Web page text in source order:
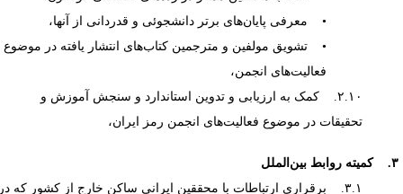
• معرفی پایان‌های برتر دانشجوئی و قدردانی از آنها،
• تشویق مولفین و مترجمین کتاب‌های انتشار یافته در موضوع
فعالیت‌های انجمن،
۲.۱۰. کمک به ارزیابی و تدوین استاندارد و سنجش آموزش و
تحقیقات در موضوع فعالیت‌های انجمن رمز ایران،
۳.۱. برقراری ارتباطات با محققین ایرانی ساکن خارج از کشور که در